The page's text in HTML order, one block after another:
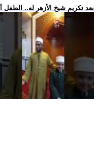
.. بعد تكريم شيخ الأزهر له..